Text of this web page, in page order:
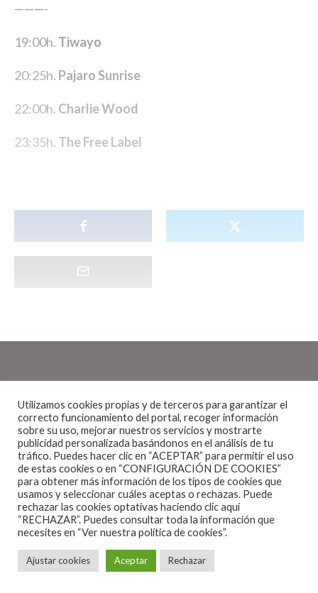
———-
19:00h. Tiwayo
20:25h. Pajaro Sunrise
22:00h. Charlie Wood
23:35h. The Free Label
Conciertos España 2026 · 1 Minuto de lectura
LOS CICLONAUTAS ABRIRÁN PARA
ZZ TOP EL 25 DE JULIO EN
CHICLANA DE LA FRONTERA
La incombustible formación tejana ZZ Top ofrecerá
Utilizamos cookies propias y de terceros para garantizar el
correcto funcionamiento del portal, recoger información
sobre su uso, mejorar nuestros servicios y mostrarte
publicidad personalizada basándonos en el análisis de tu
tráfico. Puedes hacer clic en “ACEPTAR” para permitir el uso
de estas cookies o en “CONFIGURACIÓN DE COOKIES”
para obtener más información de los tipos de cookies que
usamos y seleccionar cuáles aceptas o rechazas. Puede
rechazar las cookies optativas haciendo clic aquí
“RECHAZAR”. Puedes consultar toda la información que
necesites en “Ver nuestra política de cookies”.
Ajustar cookies Aceptar Rechazar